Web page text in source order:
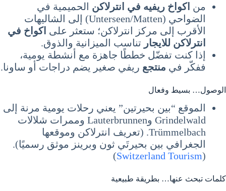
من اكواخ ريفيه في انترلاكن الحميمية في
الضواحي (Unterseen/Matten) إلى الشاليهات
الأقرب إلى مركز انترلاكن؛ ستعثر على اكواخ في
انترلاكن للايجار تناسب الميزانية والذوق.
إذا كنت تفضّل خططًا جاهزة مع أنشطة يومية،
ففكّر في منتجع ريفي صغير يضم دراجات أو ساونا.
الوصول… بسيط وفعال
الموقع “بين بحيرتين” يعني رحلات يومية مرنة إلى
Grindelwald وLauterbrunnen وممرات شلالات
Trümmelbach. (تعريف انترلاكن وموقعها
الجغرافي بين بحيرتَي ثون وبرينز موثق رسميًا).
(
Switzerland Tourism
)
كلمات تبحث عنها… بطريقة طبيعية